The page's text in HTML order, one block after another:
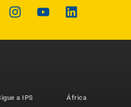
a IPS
África